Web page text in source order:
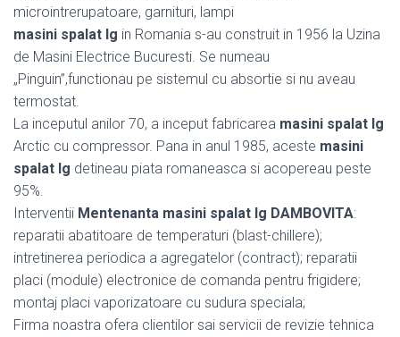
microintrerupatoare, garnituri, lampi
masini spalat lg in Romania s-au construit in 1956 la Uzina
de Masini Electrice Bucuresti. Se numeau
„Pinguin”,functionau pe sistemul cu absortie si nu aveau
termostat.
La inceputul anilor 70, a inceput fabricarea masini spalat lg
Arctic cu compressor. Pana in anul 1985, aceste masini
spalat lg detineau piata romaneasca si acopereau peste
95%.
Interventii Mentenanta masini spalat lg DAMBOVITA:
reparatii abatitoare de temperaturi (blast-chillere);
intretinerea periodica a agregatelor (contract); reparatii
placi (module) electronice de comanda pentru frigidere;
montaj placi vaporizatoare cu sudura speciala;
Firma noastra ofera clientilor sai servicii de revizie tehnica